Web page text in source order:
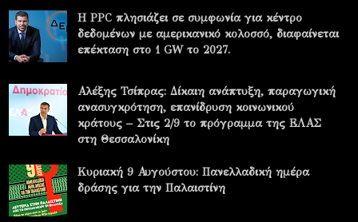
Η PPC πλησιάζει σε συμφωνία για κέντρο
δεδομένων με αμερικανικό κολοσσό, διαφαίνεται
επέκταση στο 1 GW το 2027.
Αλέξης Τσίπρας: Δίκαιη ανάπτυξη, παραγωγική
ανασυγκρότηση, επανίδρυση κοινωνικού
κράτους – Στις 2/9 το πρόγραμμα της ΕΛΑΣ
στη Θεσσαλονίκη
Κυριακή 9 Αυγούστου: Πανελλαδική ημέρα
δράσης για την Παλαιστίνη